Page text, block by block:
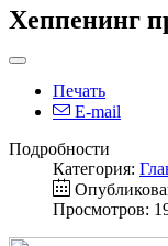
Хеппенинг
Печать
E-mail
Подробности
Категория:
Просмотров: